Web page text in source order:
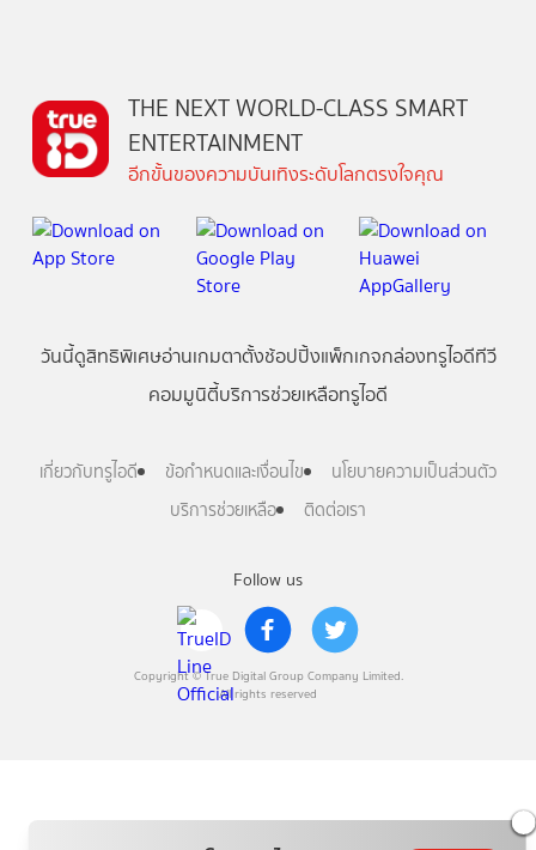
Follow us
Copyright © True Digital Group Company Limited.
All rights reserved
THE NEXT WORLD-CLASS SMART
ENTERTAINMENT
อีกขั้นของความบันเทิงระดับโลกตรงใจคุณ
วันนี้ดูสิทธิพิเศษอ่านเกมตาตั้งช้อปปิ้งแพ็กเกจกล่องทรูไอดีทีวี
คอมมูนิตี้บริการช่วยเหลือทรูไอดี
เกี่ยวกับทรูไอดี ข้อกำหนดและเงื่อนไข
นโยบายความเป็นส่วนตัว
บริการช่วยเหลือ
ติดต่อเรา